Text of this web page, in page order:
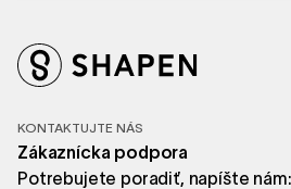
KONTAKTUJTE NÁS
Zákaznícka podpora
Potrebujete poradiť, napíšte nám: